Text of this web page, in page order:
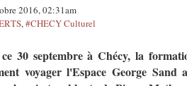
2016, 02:31am
,#CHECY Culturel
30 septembre à Chécy, la
voyager l'Espace George Sand